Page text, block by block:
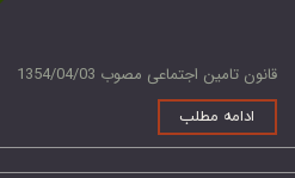
قانون تامین اجتماعی مصوب 1354/04/03
ادامه مطلب